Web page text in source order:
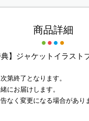
商品詳細
典】ジャケットイラスト
第終了となります。
にお届けします。
なく変更になる場合があり